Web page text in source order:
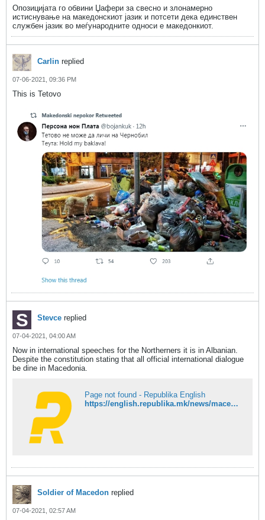
Опозицијата го обвини Џафери за свесно и злонамерно
истиснување на македонскиот јазик и потсети дека единствен
службен јазик во меѓународните односи е македонкиот.
Carlin replied
07-06-2021, 09:36 PM
This is Tetovo
Stevce replied
07-04-2021, 04:00 AM
Now in international speeches for the Northerners it is in Albanian.
Despite the constitution stating that all official international dialogue
be dine in Macedonia.
Page not found - Republika English
https://english.republika.mk/news/macedonia/macedonias-speaker-xhaferi-addresses-the-eu-parliament-in-albanian-language/?fbclid=IwAR3XfaJMDNa23aFyjZyVsKrf3BsD7t0rUbvE0PaWVrN5MKm5W9apwNDYlrU
Soldier of Macedon replied
07-04-2021, 02:57 AM